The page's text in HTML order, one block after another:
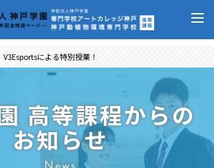
V3Esportsによる特別授業！
高等課程からの
お知らせ